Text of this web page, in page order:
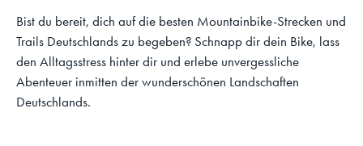
Bist du bereit, dich auf die besten Mountainbike-Strecken und
Trails Deutschlands zu begeben? Schnapp dir dein Bike, lass
den Alltagsstress hinter dir und erlebe unvergessliche
Abenteuer inmitten der wunderschönen Landschaften
Deutschlands.